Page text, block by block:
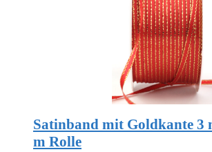
Satinband mit Goldkante 3
m Rolle